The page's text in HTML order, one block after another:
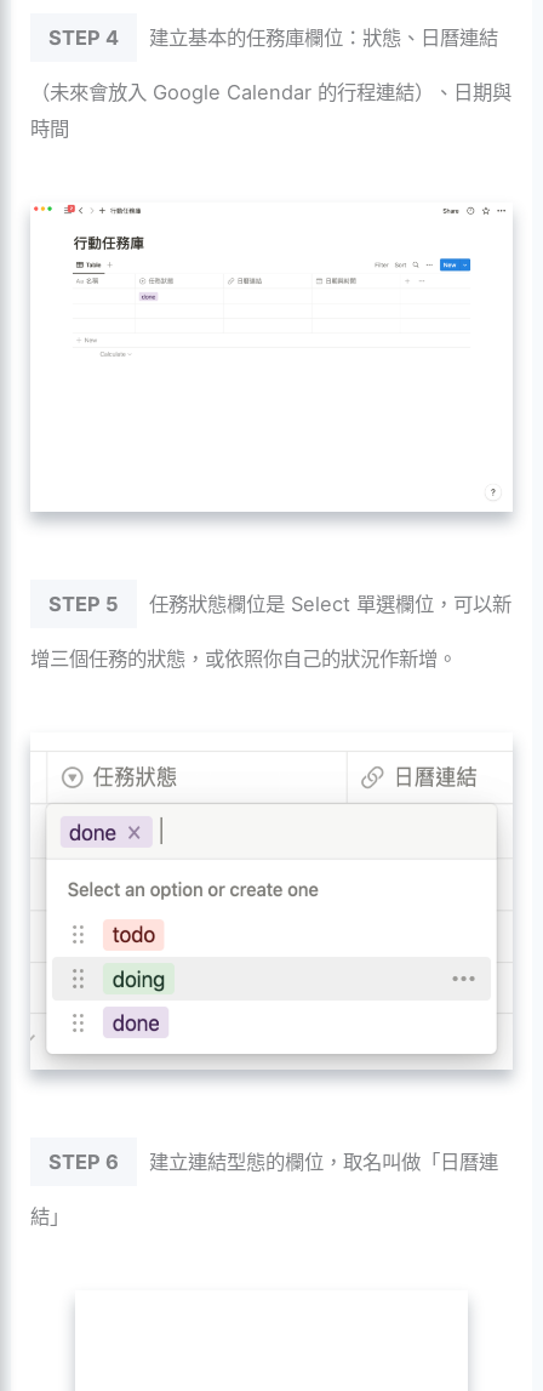
STEP 4 建立基本的任務庫欄位：狀態、日曆連結
（未來會放入 Google Calendar 的行程連結）、日期與
時間
STEP 5 任務狀態欄位是 Select 單選欄位，可以新
增三個任務的狀態，或依照你自己的狀況作新增。
STEP 6 建立連結型態的欄位，取名叫做「日曆連
結」